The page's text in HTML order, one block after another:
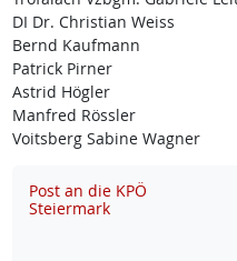
DI Dr. Christian Weiss
Bernd Kaufmann
Patrick Pirner
Astrid Högler
Manfred Rössler
Voitsberg Sabine Wagner
Post an die KPÖ
Steiermark